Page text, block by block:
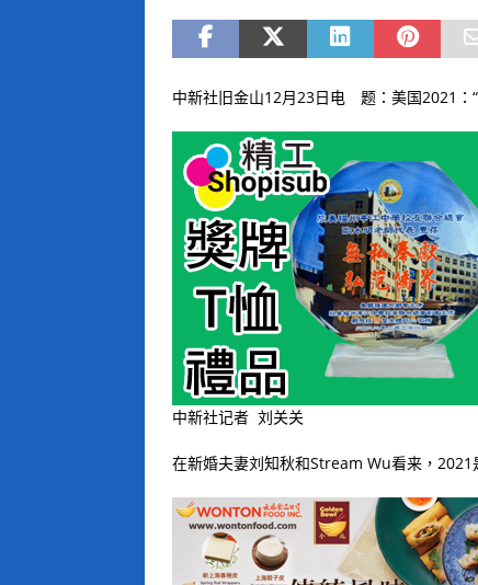
中新社旧金山12月23日电 题：美国2021
中新社记者 刘关关
在新婚夫妻刘知秋和Stream Wu看来，2021